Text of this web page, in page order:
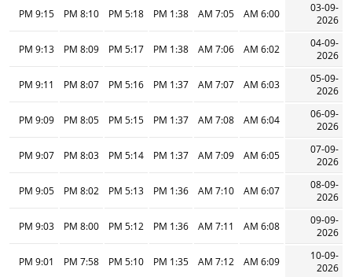
03-09-
2026
6:00 AM
7:05 AM
1:38 PM
5:18 PM
8:10 PM
9:15 PM
04-09-
2026
6:02 AM
7:06 AM
1:38 PM
5:17 PM
8:09 PM
9:13 PM
05-09-
2026
6:03 AM
7:07 AM
1:37 PM
5:16 PM
8:07 PM
9:11 PM
06-09-
2026
6:04 AM
7:08 AM
1:37 PM
5:15 PM
8:05 PM
9:09 PM
07-09-
2026
6:05 AM
7:09 AM
1:37 PM
5:14 PM
8:03 PM
9:07 PM
08-09-
2026
6:07 AM
7:10 AM
1:36 PM
5:13 PM
8:02 PM
9:05 PM
09-09-
2026
6:08 AM
7:11 AM
1:36 PM
5:12 PM
8:00 PM
9:03 PM
10-09-
2026
6:09 AM
7:12 AM
1:35 PM
5:10 PM
7:58 PM
9:01 PM